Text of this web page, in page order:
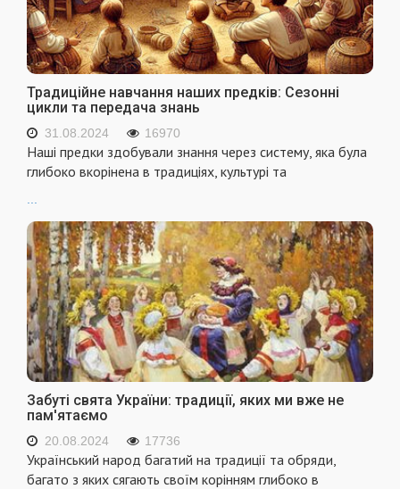
Традиційне навчання наших предків: Сезонні
цикли та передача знань
31.08.2024 16970
Наші предки здобували знання через систему, яка була
глибоко вкорінена в традиціях, культурі та
Забуті свята України: традиції, яких ми вже не
пам'ятаємо
20.08.2024 17736
Український народ багатий на традиції та обряди,
багато з яких сягають своїм корінням глибоко в